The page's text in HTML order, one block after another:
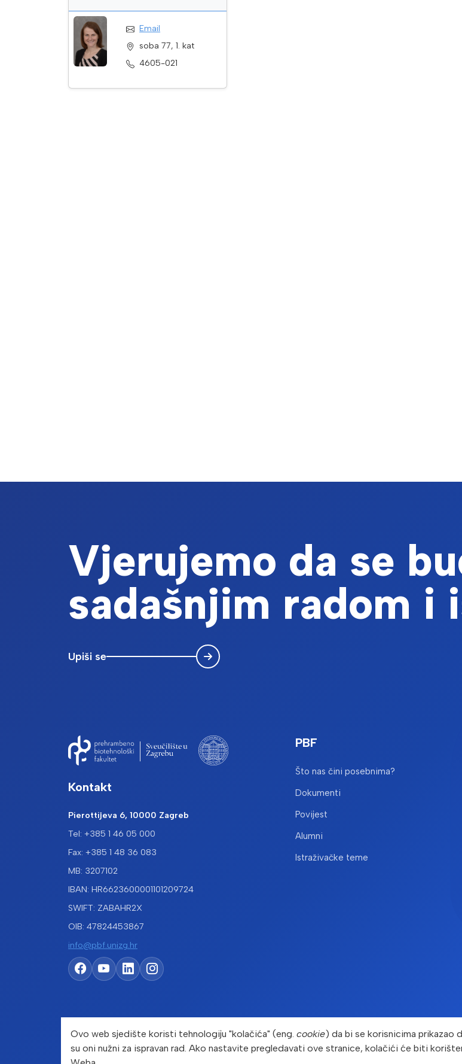
Ovo web sjedište koristi tehnologiju "kolačića" (eng. cookie) da bi se korisnicima prikazao
su oni nužni za ispravan rad. Ako nastavite pregledavati ove stranice, kolačići će biti
Email
soba 77, 1. kat
4605-021
Vjerujemo da se
sadašnjim radom i
Upiši se
Kontakt
Pierottijeva 6, 10000 Zagreb
Tel: +385 1 46 05 000
Fax: +385 1 48 36 083
MB: 3207102
IBAN: HR6623600001101209724
SWIFT: ZABAHR2X
OIB: 47824453867
info@pbf.unizg.hr
PBF
Što nas čini posebnima?
Dokumenti
Povijest
Alumni
Istraživačke teme
Copyright © Prehrambeno-biotehnološki fakultet